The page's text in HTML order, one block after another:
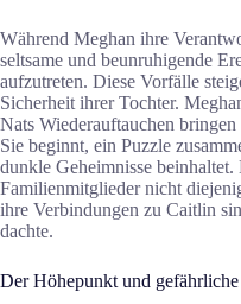
Während Meghan ihre
seltsame und beunruhigende
aufzutreten. Diese Vorfälle
Sicherheit ihrer Tochter.
Nats Wiederauftauchen
Sie beginnt, ein Puzzle
dunkle Geheimnisse
Familienmitglieder nicht
ihre Verbindungen zu Caitlin
dachte.
Der Höhepunkt und